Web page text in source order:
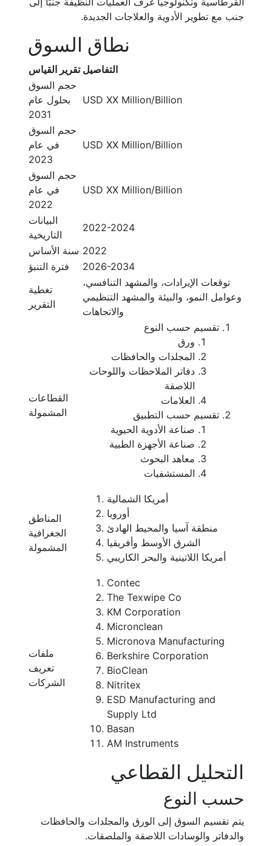
جنب مع تطوير الأدوية والعلاجات الجديدة.
نطاق السوق
تقرير القياس التفاصيل
حجم السوق
بحلول عام
2031
USD XX Million/Billion
حجم السوق
في عام
2023
USD XX Million/Billion
حجم السوق
في عام
2022
USD XX Million/Billion
البيانات
التاريخية
2022-2024
سنة الأساس 2022
فترة التنبؤ
2026-2034
تغطية
التقرير
توقعات الإيرادات، والمشهد التنافسي،
وعوامل النمو، والبيئة والمشهد التنظيمي
والاتجاهات
القطاعات
المشمولة
تقسيم حسب النوع
ورق
المجلدات والحافظات
دفاتر الملاحظات واللوحات
اللاصقة
العلامات
تقسيم حسب التطبيق
صناعة الأدوية الحيوية
صناعة الأجهزة الطبية
معاهد البحوث
المستشفيات
المناطق
الجغرافية
المشمولة
أمريكا الشمالية
أوروبا
منطقة آسيا والمحيط الهادئ
الشرق الأوسط وأفريقيا
أمريكا اللاتينية والبحر الكاريبي
ملفات
تعريف
الشركات
Contec
The Texwipe Co
KM Corporation
Micronclean
Micronova Manufacturing
Berkshire Corporation
BioClean
Nitritex
ESD Manufacturing and
Supply Ltd
Basan
AM Instruments
التحليل القطاعي
حسب النوع
يتم تقسيم السوق إلى الورق والمجلدات والحافظات
والدفاتر والوسادات اللاصقة والملصقات.